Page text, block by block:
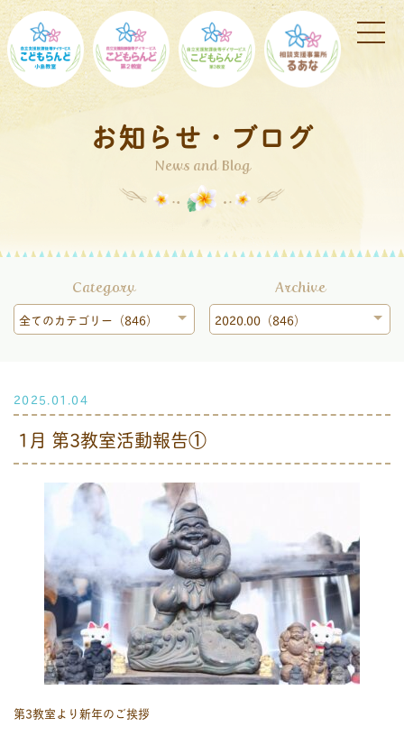
お知らせ・ブログ
News and Blog
Category
全てのカテゴリー（846）
Archive
2020.00（846）
2025.01.04
1月 第3教室活動報告①
第3教室より新年のご挨拶